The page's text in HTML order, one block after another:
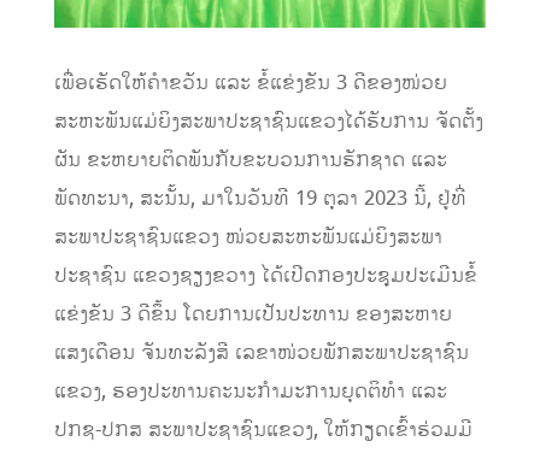
ເພື່ອເຮັດໃຫ້ຄໍາຂວັນ ແລະ ຂໍ້ແຂ່ງຂັນ 3 ດີຂອງໜ່ວຍ
ສະຫະພັນແມ່ຍິງສະພາປະຊາຊົນແຂວງໄດ້ຮັບການ ຈັດຕັ້ງ
ຜັນ ຂະຫຍາຍຕິດພັນກັບຂະບວນການຮັກຊາດ ແລະ
ພັດທະນາ, ສະນັ້ນ, ມາໃນ​ວັນ​ທີ 19 ຕຸລາ 2023 ນີ້, ຢູ່ທີ່​
ສະພາ​ປະຊາຊົນ​ແຂວງ​ ໜ່ວຍສະຫະພັນແມ່ຍິງສະພາ​
ປະຊາຊົນ​ ແຂວງຊຽງ​ຂວາງ ໄດ້ເປີດກອງປະຊຸມປະເມີນຂໍ້
ແຂ່ງຂັນ 3 ດີຂຶ້ນ ​ໂດຍ​ການ​ເປັນ​ປະທານ ຂອງ​ສະຫາຍ
ແສງເດືອນ ຈັນທະລັງສີ ເລຂາ​ໜ່ວຍພັກ​ສະພາ​ປະຊາຊົນ​
ແຂວງ, ຮອງ​ປະທານ​ຄະນະກໍາມະການຍຸດຕິທໍາ ແລະ
ປກຊ-ປກສ ສະພາປະຊາຊົນແຂວງ, ​ໃຫ້​ກຽດ​ເຂົ້າ​ຮ່ວມ​ມີ